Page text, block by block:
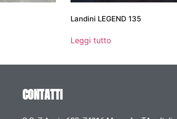
Landini LEGEND 135
Leggi tutto
CONTATTI